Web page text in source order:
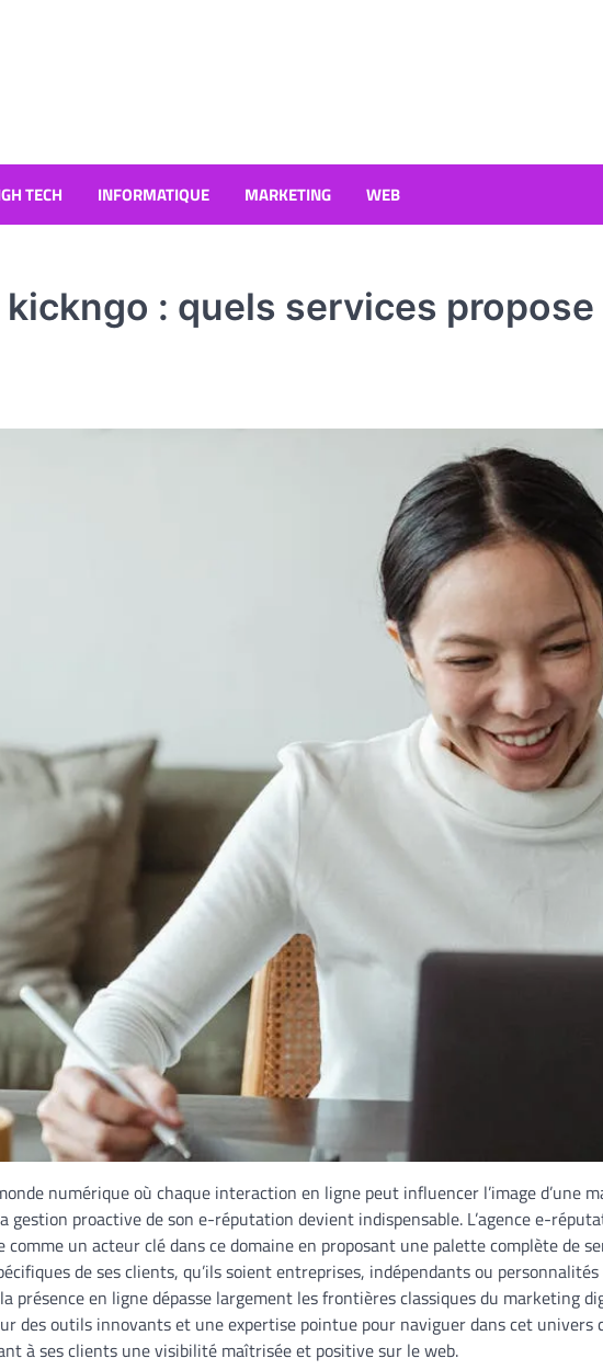
TECH INFORMATIQUE MARKETING WEB
: quels services
numérique où chaque interaction en ligne peut influencer l’image d’une
gestion proactive de son e-réputation devient indispensable. L’agence e-
comme un acteur clé dans ce domaine en proposant une palette complète de
de ses clients, qu’ils soient entreprises, indépendants ou
présence en ligne dépasse largement les frontières classiques du marketing
des outils innovants et une expertise pointue pour naviguer dans cet univers
à ses clients une visibilité maîtrisée et positive sur le web.